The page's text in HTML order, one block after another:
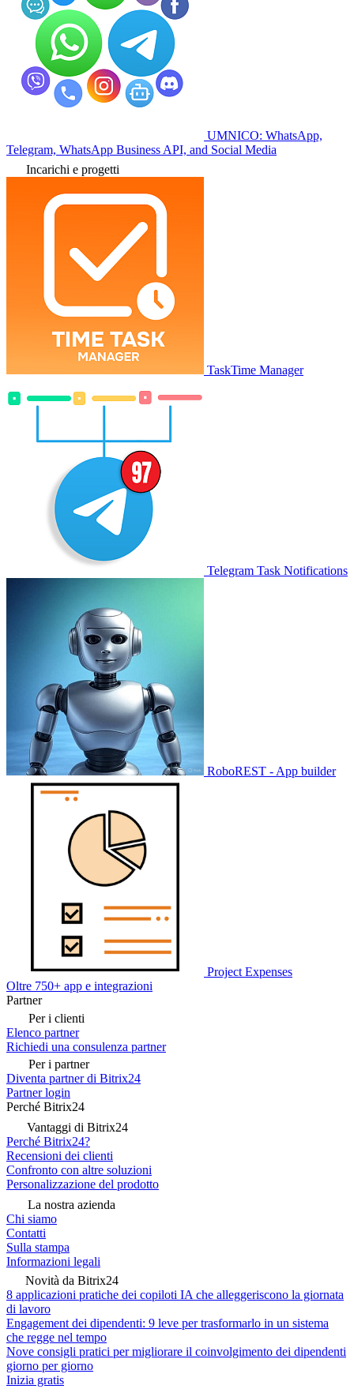
UMNICO: WhatsApp,
Telegram, WhatsApp Business API, and Social Media
Incarichi e progetti
TaskTime Manager
Telegram Task Notifications
RoboREST - App builder
Project Expenses
Oltre 750+ app e integrazioni
Partner
Per i clienti
Elenco partner
Richiedi una consulenza partner
Per i partner
Diventa partner di Bitrix24
Partner login
Perché Bitrix24
Vantaggi di Bitrix24
Perché Bitrix24?
Recensioni dei clienti
Confronto con altre soluzioni
Personalizzazione del prodotto
La nostra azienda
Chi siamo
Contatti
Sulla stampa
Informazioni legali
Novità da Bitrix24
8 applicazioni pratiche dei copiloti IA che alleggeriscono la giornata
di lavoro
Engagement dei dipendenti: 9 leve per trasformarlo in un sistema
che regge nel tempo
Nove consigli pratici per migliorare il coinvolgimento dei dipendenti
giorno per giorno
Inizia gratis